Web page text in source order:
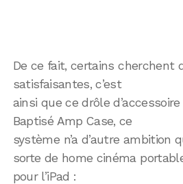
De ce fait, certains cherchent
satisfaisantes, c’est
ainsi que ce drôle
Baptisé Amp Case, ce
système n’a d’autre ambition
sorte de home cinéma
pour l’iPad :